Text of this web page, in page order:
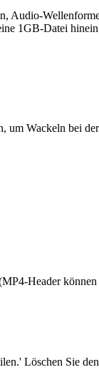
Audio-
1GB-Datei
um Wackeln bei
Header können
Löschen Sie